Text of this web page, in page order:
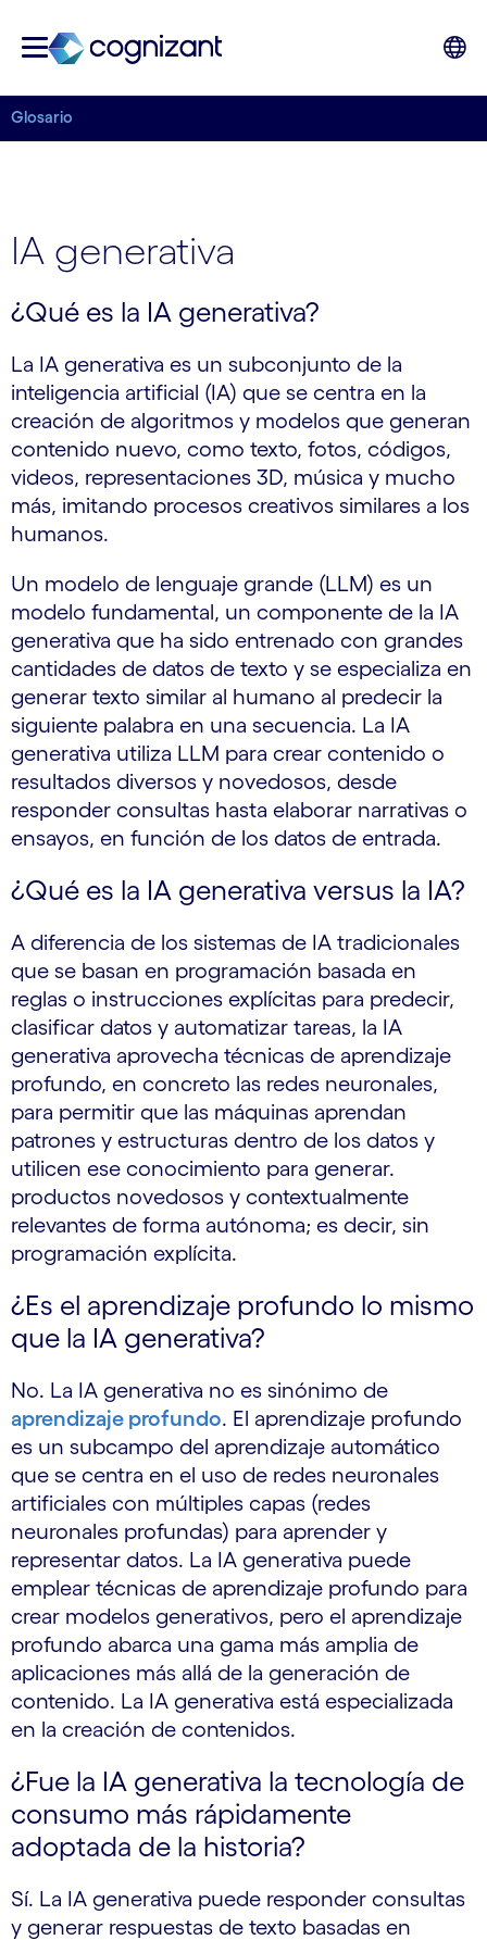
Glosario
IA generativa
¿Qué es la IA generativa?
La IA generativa es un subconjunto de la
inteligencia artificial (IA) que se centra en la
creación de algoritmos y modelos que generan
contenido nuevo, como texto, fotos, códigos,
videos, representaciones 3D, música y mucho
más, imitando procesos creativos similares a los
humanos.
Un modelo de lenguaje grande (LLM) es un
modelo fundamental, un componente de la IA
generativa que ha sido entrenado con grandes
cantidades de datos de texto y se especializa en
generar texto similar al humano al predecir la
siguiente palabra en una secuencia. La IA
generativa utiliza LLM para crear contenido o
resultados diversos y novedosos, desde
responder consultas hasta elaborar narrativas o
ensayos, en función de los datos de entrada.
¿Qué es la IA generativa versus la IA?
A diferencia de los sistemas de IA tradicionales
que se basan en programación basada en
reglas o instrucciones explícitas para predecir,
clasificar datos y automatizar tareas, la IA
generativa aprovecha técnicas de aprendizaje
profundo, en concreto las redes neuronales,
para permitir que las máquinas aprendan
patrones y estructuras dentro de los datos y
utilicen ese conocimiento para generar.
productos novedosos y contextualmente
relevantes de forma autónoma; es decir, sin
programación explícita.
¿Es el aprendizaje profundo lo mismo
que la IA generativa?
No. La IA generativa no es sinónimo de
aprendizaje profundo. El aprendizaje profundo
es un subcampo del aprendizaje automático
que se centra en el uso de redes neuronales
artificiales con múltiples capas (redes
neuronales profundas) para aprender y
representar datos. La IA generativa puede
emplear técnicas de aprendizaje profundo para
crear modelos generativos, pero el aprendizaje
profundo abarca una gama más amplia de
aplicaciones más allá de la generación de
contenido. La IA generativa está especializada
en la creación de contenidos.
¿Fue la IA generativa la tecnología de
consumo más rápidamente
adoptada de la historia?
Sí. La IA generativa puede responder consultas
y generar respuestas de texto basadas en